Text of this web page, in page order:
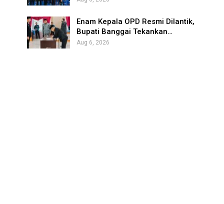
Enam Kepala OPD Resmi Dilantik,
Bupati Banggai Tekankan…
Aug 6, 2026